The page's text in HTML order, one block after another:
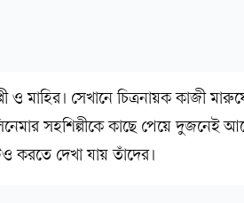
ও মাহির। সেখানে চিত্রনায়ক কাজী
সহশিল্পীকে কাছে পেয়ে দুজনেই
করতে দেখা যায় তাঁদের।